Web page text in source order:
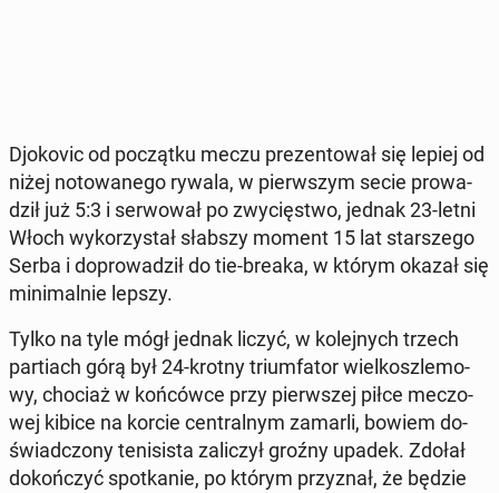
Djo­ko­vic od po­cząt­ku meczu pre­zen­to­wał się lepiej od
niżej no­to­wa­ne­go rywala, w pierw­szym secie pro­wa­
dził już 5:3 i ser­wo­wał po zwy­cię­stwo, jednak 23-letni
Włoch wy­ko­rzy­stał słabszy moment 15 lat star­sze­go
Serba i do­pro­wa­dził do tie-breaka, w którym okazał się
mi­ni­mal­nie lepszy.
Tylko na tyle mógł jednak liczyć, w ko­lej­nych trzech
par­tiach górą był 24-krotny trium­fa­tor wiel­kosz­le­mo­
wy, chociaż w koń­ców­ce przy pierw­szej piłce me­czo­
wej kibice na korcie cen­tral­nym zamarli, bowiem do­
świad­czo­ny te­ni­si­sta za­li­czył groźny upadek. Zdołał
do­koń­czyć spo­tka­nie, po którym przy­znał, że będzie